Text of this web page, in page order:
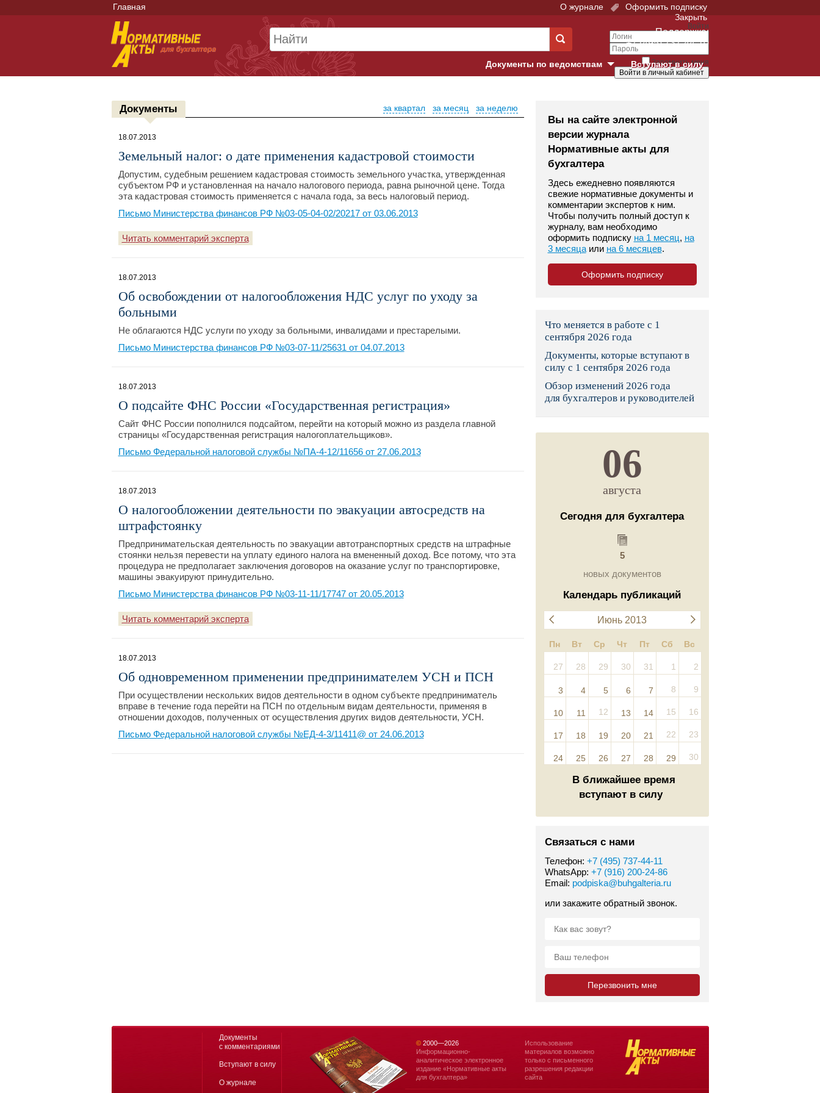
Главная О журнале
Оформить подписку
Закрыть
Войти
Запомнить меня
Поддержка:
+7 (495) 737-44-10
Вступают в силу
Документы по ведомствам
Банк России
Верховный Суд
Гострудинспекция в г. Москве
Конституционный Суд
Пенсионный фонд
Правительство
Социальный фонд России
Суд общей юрисдикции
Документы за неделю
за месяц
за квартал
18.07.2013
Земельный налог: о дате применения кадастровой стоимости
Допустим, судебным решением кадастровая стоимость земельного участка, утвержденная
субъектом РФ и установленная на начало налогового периода, равна рыночной цене. Тогда
эта кадастровая стоимость применяется с начала года, за весь налоговый период.
Письмо Министерства финансов РФ №03-05-04-02/20217 от 03.06.2013
Читать комментарий эксперта
18.07.2013
Об освобождении от налогообложения НДС услуг по уходу за
больными
Не облагаются НДС услуги по уходу за больными, инвалидами и престарелыми.
Письмо Министерства финансов РФ №03-07-11/25631 от 04.07.2013
18.07.2013
О подсайте ФНС России «Государственная регистрация»
Сайт ФНС России пополнился подсайтом, перейти на который можно из раздела главной
страницы «Государственная регистрация налогоплательщиков».
Письмо Федеральной налоговой службы №ПА-4-12/11656 от 27.06.2013
18.07.2013
О налогообложении деятельности по эвакуации автосредств на
штрафстоянку
Предпринимательская деятельность по эвакуации автотранспортных средств на штрафные
стоянки нельзя перевести на уплату единого налога на вмененный доход. Все потому, что эта
процедура не предполагает заключения договоров на оказание услуг по транспортировке,
машины эвакуируют принудительно.
Письмо Министерства финансов РФ №03-11-11/17747 от 20.05.2013
Читать комментарий эксперта
18.07.2013
Об одновременном применении предпринимателем УСН и ПСН
При осуществлении нескольких видов деятельности в одном субъекте предприниматель
вправе в течение года перейти на ПСН по отдельным видам деятельности, применяя в
отношении доходов, полученных от осуществления других видов деятельности, УСН.
Письмо Федеральной налоговой службы №ЕД-4-3/11411@ от 24.06.2013
Вы на сайте электронной
версии журнала
Нормативные акты для
бухгалтера
Здесь ежедневно появляются
свежие нормативные документы и
комментарии экспертов к ним.
Чтобы получить полный доступ к
журналу, вам необходимо
оформить подписку на 1 месяц, на
3 месяцаили на 6 месяцев.
Оформить подписку
Что меняется в работе с 1
сентября 2026 года
Документы, которые вступают в
силу с 1 сентября 2026 года
Обзор изменений 2026 года
для бухгалтеров и руководителей
06
августа
Сегодня для бухгалтера
5
новых документов
Календарь публикаций
Июнь 2013
Пн Вт Ср Чт Пт Сб Вс
27 28 29 30 31 1 2
3 4 5 6 7 8 9
10 11 12 13 14 15 16
17 18 19 20 21 22 23
24 25 26 27 28 29 30
В ближайшее время
вступают в силу
Связаться с нами
Телефон: +7 (495) 737-44-11
WhatsApp: +7 (916) 200-24-86
Email: podpiska@buhgalteria.ru
или закажите обратный звонок.
Документы
с комментариями
Вступают в силу
О журнале
©2000—2026
Информационно-
аналитическое электронное
издание «Нормативные акты
для бухгалтера»
Использование
материалов возможно
только с письменного
разрешения редакции
сайта